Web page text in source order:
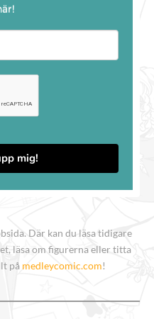
mig!
Där kan du läsa tidigare
läsa om figurerna eller titta
på medleycomic.com!